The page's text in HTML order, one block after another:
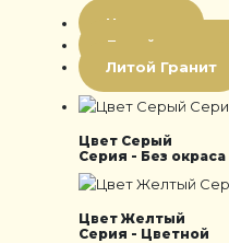
Цветная
Литой мрамор
Литой Гранит
Цвет Серый
Серия - Без окраса
Цвет Желтый
Серия - Цветной